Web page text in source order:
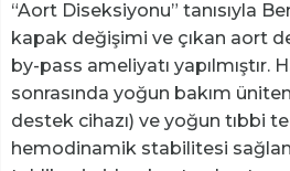
“Aort Diseksiyonu” tanısıyla
kapak değişimi ve çıkan aort
by-pass ameliyatı yapılmıştır.
sonrasında yoğun bakım
destek cihazı) ve yoğun tıbbi
hemodinamik stabilitesi